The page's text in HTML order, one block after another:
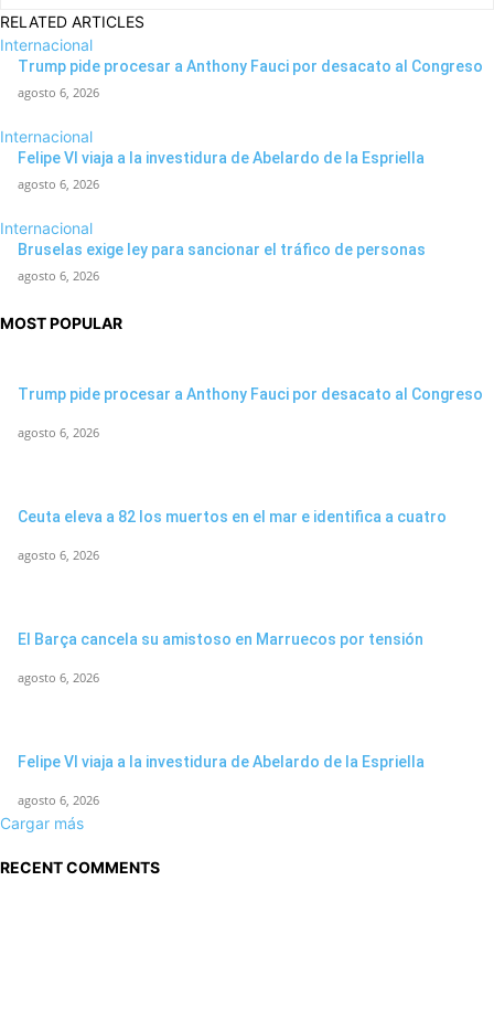
RELATED ARTICLES
Internacional
Trump pide procesar a Anthony Fauci por desacato al Congreso
agosto 6, 2026
Internacional
Felipe VI viaja a la investidura de Abelardo de la Espriella
agosto 6, 2026
Internacional
Bruselas exige ley para sancionar el tráfico de personas
agosto 6, 2026
MOST POPULAR
Trump pide procesar a Anthony Fauci por desacato al Congreso
agosto 6, 2026
Ceuta eleva a 82 los muertos en el mar e identifica a cuatro
agosto 6, 2026
El Barça cancela su amistoso en Marruecos por tensión
agosto 6, 2026
Felipe VI viaja a la investidura de Abelardo de la Espriella
agosto 6, 2026
Cargar más
RECENT COMMENTS